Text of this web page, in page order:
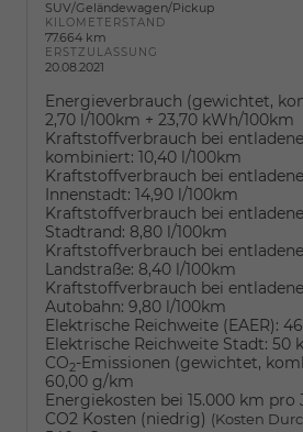
SUV/Geländewagen/Pickup
KILOMETERSTAND
77.664 km
ERSTZULASSUNG
20.08.2021
Energieverbrauch (gewichtet,
2,70 l/100km + 23,70 kWh/100km
Kraftstoffverbrauch bei
kombiniert: 10,40 l/100km
Kraftstoffverbrauch bei
Innenstadt: 14,90 l/100km
Kraftstoffverbrauch bei
Stadtrand: 8,80 l/100km
Kraftstoffverbrauch bei
Landstraße: 8,40 l/100km
Kraftstoffverbrauch bei
Autobahn: 9,80 l/100km
Elektrische Reichweite (EAER):
Elektrische Reichweite Stadt: 50
CO2-Emissionen (gewichtet,
60,00 g/km
Energiekosten bei 15.000 km pro
CO2 Kosten (niedrig) (Kosten